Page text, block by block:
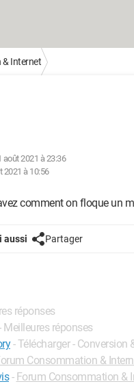
Internet
août 2021 à 23:36
2021 à 10:56
comment on floque un
aussi Partager
réponses
Meilleures réponses
- Télécharger - Conversion
Consommation &
- Forum Consommation &